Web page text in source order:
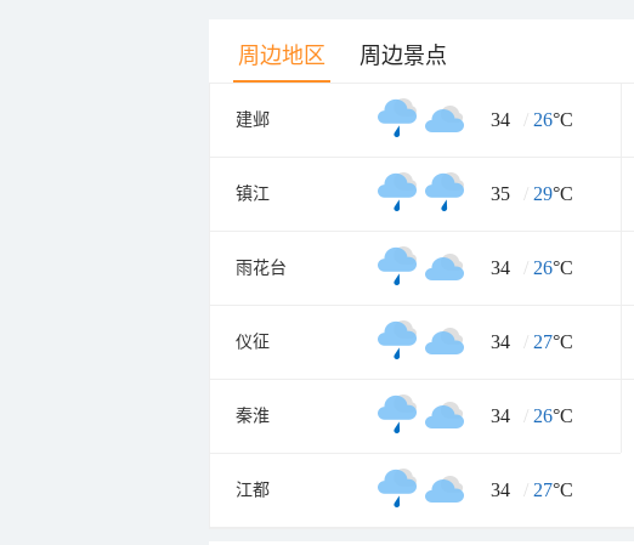
周边地区 周边景点
建邺 34 / 26°C
镇江 35 / 29°C
雨花台 34 / 26°C
仪征 34 / 27°C
秦淮 34 / 26°C
江都 34 / 27°C